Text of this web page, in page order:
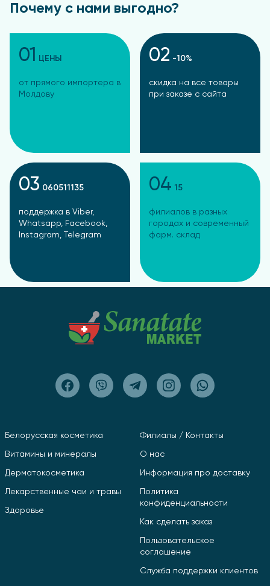
Почему с нами выгодно?
01 ЦЕНЫ
от прямого импортера в
Молдову
02 -10%
скидка на все товары
при заказе с сайта
03 060511135
поддержка в Viber,
Whatsapp, Facebook,
Instagram, Telegram
04 15
филиалов в разных
городах и современный
фарм. склад
Белорусская косметика
Витамины и минералы
Дерматокосметика
Лекарственные чаи и травы
Здоровье
Филиалы / Контакты
О нас
Информация про доставку
Политика
конфиденциальности
Как сделать заказ
Пользовательское
соглашение
Служба поддержки клиентов